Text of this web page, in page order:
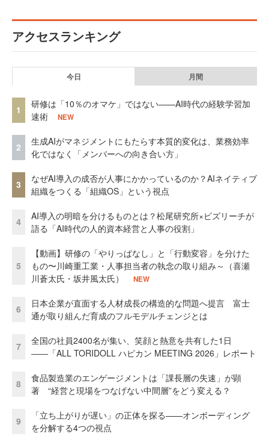
アクセスランキング
今日 月間
1
研修は「10％のオマケ」ではない——AI時代の経験学習加
速術
NEW
2
生成AIがマネジメントにもたらす本質的変化は、業務効率
化ではなく「メンバーへの向き合い方」
3
なぜAI導入の成否が人事にかかっているのか？AIネイティブ
組織をつくる「組織OS」という視点
4
AI導入の明暗を分けるものとは？松尾研究所×ビズリーチが
語る「AI時代の人的資本経営と人事の役割」
5
【動画】研修の「やりっぱなし」と「行動変容」を分けた
もの〜川崎重工業・人事担当者の執念の取り組み～（喜瀬
川蒼太氏・坂井風太氏）
NEW
6
日本企業が直面する人材成長の構造的な問題へ提言 富士
通が取り組んだ育成のフルモデルチェンジとは
7
全国の社員2400名が集い、笑顔と熱意を共有した1日
――「ALL TORIDOLL ハピカン MEETING 2026」レポート
8
食品製造業のエンゲージメントは「課長層の失速」が顕
著 “経営と現場をつなげない中間層”をどう変える？
9
「立ち上がりが遅い」の正体を探る——オンボーディング
を分解する4つの視点